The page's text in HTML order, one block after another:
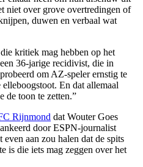
niet over grove overtredingen of
duwen en verbaal wat
kritiek mag hebben op het
36-jarige recidivist, die in
om AZ-speler ernstig te
En dat allemaal
de toon te zetten.”
Rijnmond dat Wouter Goes
door ESPN-journalist
aan zou halen dat de spits
is die iets mag zeggen over het